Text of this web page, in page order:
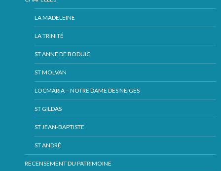
LA MADELEINE
LA TRINITÉ
ST ANNE DE BODUIC
ST MOLVAN
LOCMARIA – NOTRE DAME DES NEIGES
ST GILDAS
ST JEAN-BAPTISTE
ST ANDRÉ
RECENSEMENT DU PATRIMOINE